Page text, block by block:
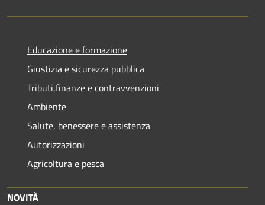
Educazione e formazione
Giustizia e sicurezza pubblica
Tributi,finanze e contravvenzioni
Ambiente
Salute, benessere e assistenza
Autorizzazioni
Agricoltura e pesca
NOVITÀ